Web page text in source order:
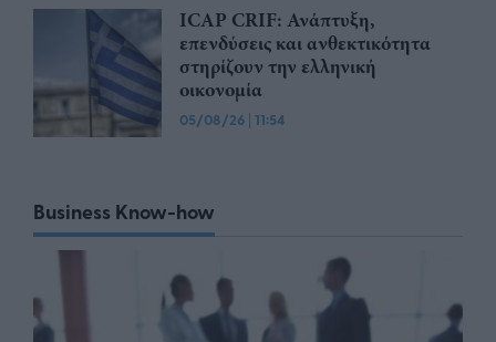
ICAP CRIF: Ανάπτυξη,
επενδύσεις και ανθεκτικότητα
στηρίζουν την ελληνική
οικονομία
05/08/26 | 11:54
Business Know-how